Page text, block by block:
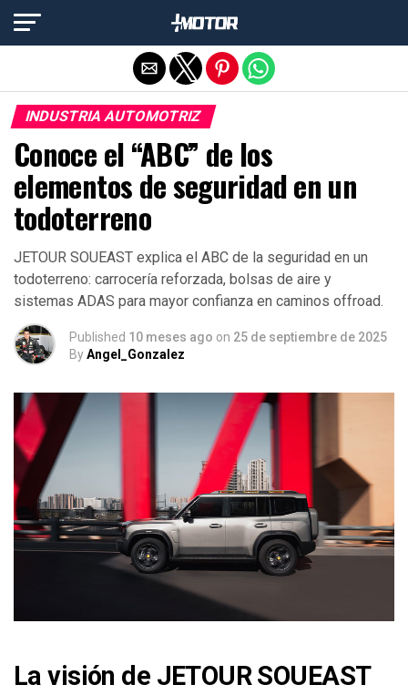
INDUSTRIA AUTOMOTRIZ
Conoce el “ABC” de los
elementos de seguridad en un
todoterreno
JETOUR SOUEAST explica el ABC de la seguridad en un
todoterreno: carrocería reforzada, bolsas de aire y
sistemas ADAS para mayor confianza en caminos offroad.
Published 10 meses ago on 25 de septiembre de 2025
ByAngel_Gonzalez
La visión de JETOUR SOUEAST
Salir de la versión móvil